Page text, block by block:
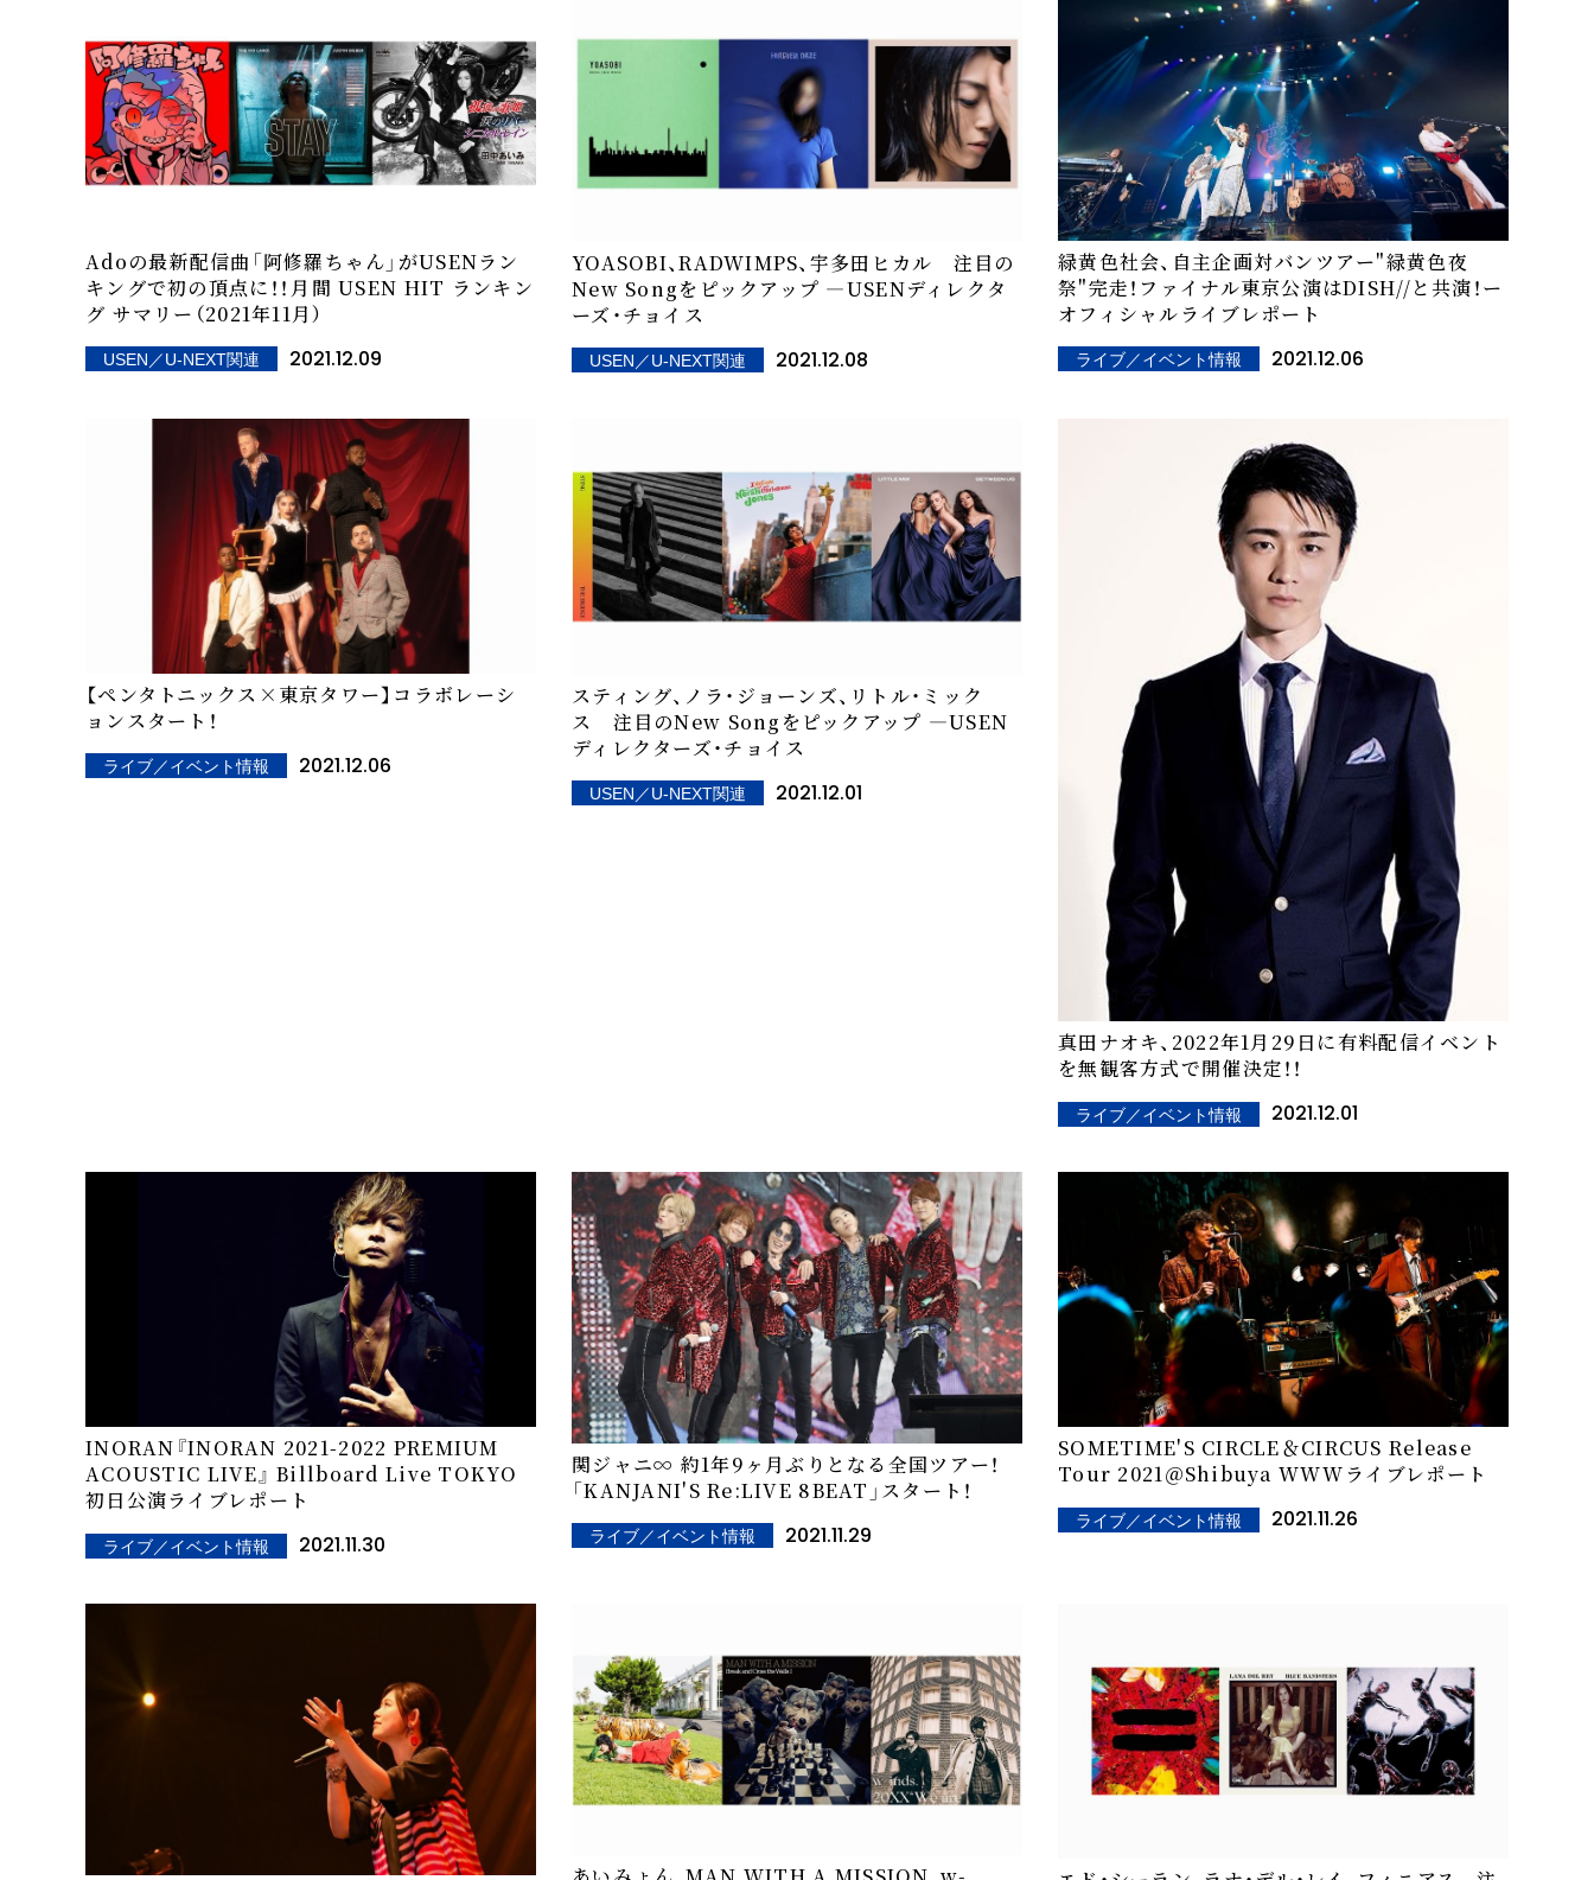
Adoの最新配信曲「阿修羅ちゃん」がUSENラン
キングで初の頂点に！！――月間 USEN HIT ランキン
グ サマリー（2021年11月）
USEN／U-NEXT関連 2021.12.09
YOASOBI、RADWIMPS、宇多田ヒカル 注目の
New Songをピックアップ ―USENディレクタ
ーズ・チョイス
USEN／U-NEXT関連 2021.12.08
緑黄色社会、自主企画対バンツアー"緑黄色夜
祭"完走！ファイナル東京公演はDISH//と共演！ー
オフィシャルライブレポート
ライブ／イベント情報 2021.12.06
【ペンタトニックス×東京タワー】コラボレーシ
ョンスタート！
ライブ／イベント情報 2021.12.06
スティング、ノラ・ジョーンズ、リトル・ミック
ス 注目のNew Songをピックアップ ―USEN
ディレクターズ・チョイス
USEN／U-NEXT関連 2021.12.01
真田ナオキ、2022年1月29日に有料配信イベント
を無観客方式で開催決定！！
ライブ／イベント情報 2021.12.01
INORAN『INORAN 2021-2022 PREMIUM
ACOUSTIC LIVE』 Billboard Live TOKYO
初日公演ライブレポート
ライブ／イベント情報 2021.11.30
関ジャニ∞ 約1年9ヶ月ぶりとなる全国ツアー！
「KANJANI'S Re:LIVE 8BEAT」スタート！
ライブ／イベント情報 2021.11.29
SOMETIME'S CIRCLE＆CIRCUS Release
Tour 2021＠Shibuya WWW――ライブレポート
ライブ／イベント情報 2021.11.26